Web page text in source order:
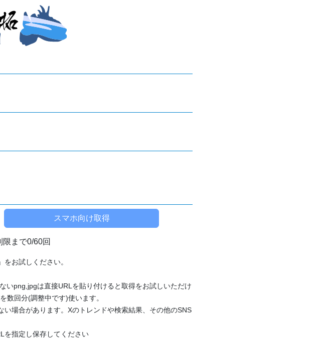
まで0/60回
お試しください。
いpng,jpgは直接URLを貼り付けると取得をお試しいただけ
数回分(調整中です)使います。
場合があります。Xのトレンドや検索結果、その他のSNS
を指定し保存してください